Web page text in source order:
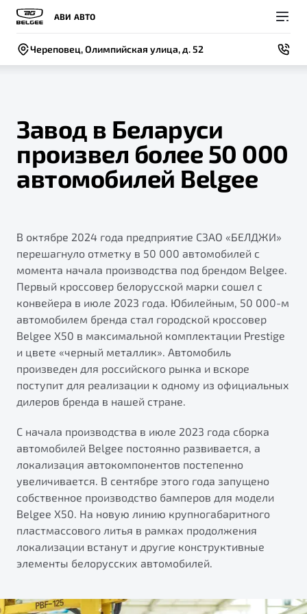
АВИ АВТО
Череповец, Олимпийская улица, д. 52
Модели
от 2 219 990 ₽*
S50
Элегантный и практичный седан
Покупателям
ВЫБОР И ПОКУПКА
Спецпредложения и Акции
ФИНАНСЫ И УСЛУГИ
Автокредит
Трейд-ин
Страхование
Расчет КАСКО
Узнайте о специальных выгодах при покупке
Владельцам
СЕРВИС
Руководство по эксплуатации
Калькулятор ТО
ПОДДЕРЖКА
Гарантия Belgee
Belgee Линк
Belgee Клуб
Реферальная программа
Клиентская поддержка
Помощь на дорогах
О компании
СОБЫТИЯ
Контакты
BELGEE В РОССИИ
О бренде
О дилерском центре
Правовая информация
Завод в Беларуси
произвел более 50 000
автомобилей Belgee
В октябре 2024 года предприятие СЗАО «БЕЛДЖИ»
перешагнуло отметку в 50 000 автомобилей с
момента начала производства под брендом Belgee.
Первый кроссовер белорусской марки сошел с
конвейера в июле 2023 года. Юбилейным, 50 000-м
автомобилем бренда стал городской кроссовер
Belgee X50 в максимальной комплектации Prestige
и цвете «черный металлик». Автомобиль
произведен для российского рынка и вскоре
поступит для реализации к одному из официальных
дилеров бренда в нашей стране.
С начала производства в июле 2023 года сборка
автомобилей Belgee постоянно развивается, а
локализация автокомпонентов постепенно
увеличивается. В сентябре этого года запущено
собственное производство бамперов для модели
Belgee X50. На новую линию крупногабаритного
пластмассового литья в рамках продолжения
локализации встанут и другие конструктивные
элементы белорусских автомобилей.